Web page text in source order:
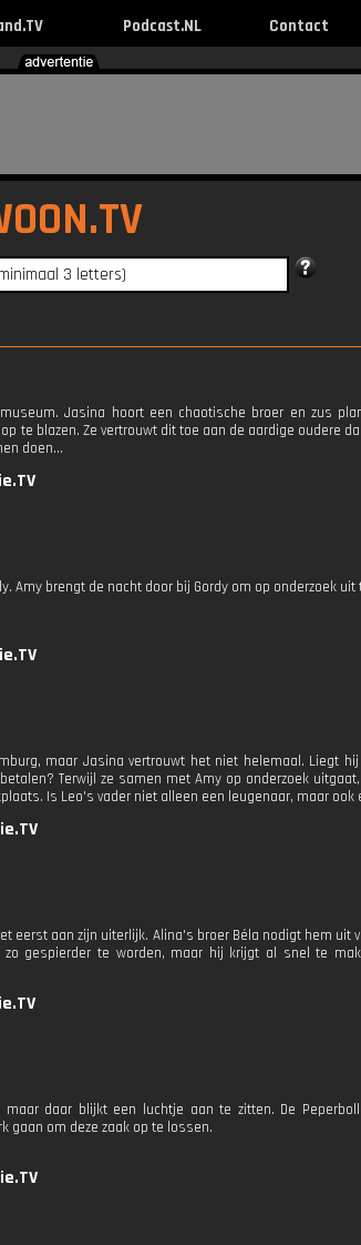
Podcast.NL Contact
Jasina hoort een chaotische broer en zus
te blazen. Ze vertrouwt dit toe aan de aardige oudere
doen...
Amy brengt de nacht door bij Gordy om op onderzoek uit
maar Jasina vertrouwt het niet helemaal. Liegt
Terwijl ze samen met Amy op onderzoek
Is Leo's vader niet alleen een leugenaar, maar
eerst aan zijn uiterlijk. Alina's broer Béla nodigt hem uit
gespierder te worden, maar hij krijgt al snel te
daar blijkt een luchtje aan te zitten. De
gaan om deze zaak op te lossen.